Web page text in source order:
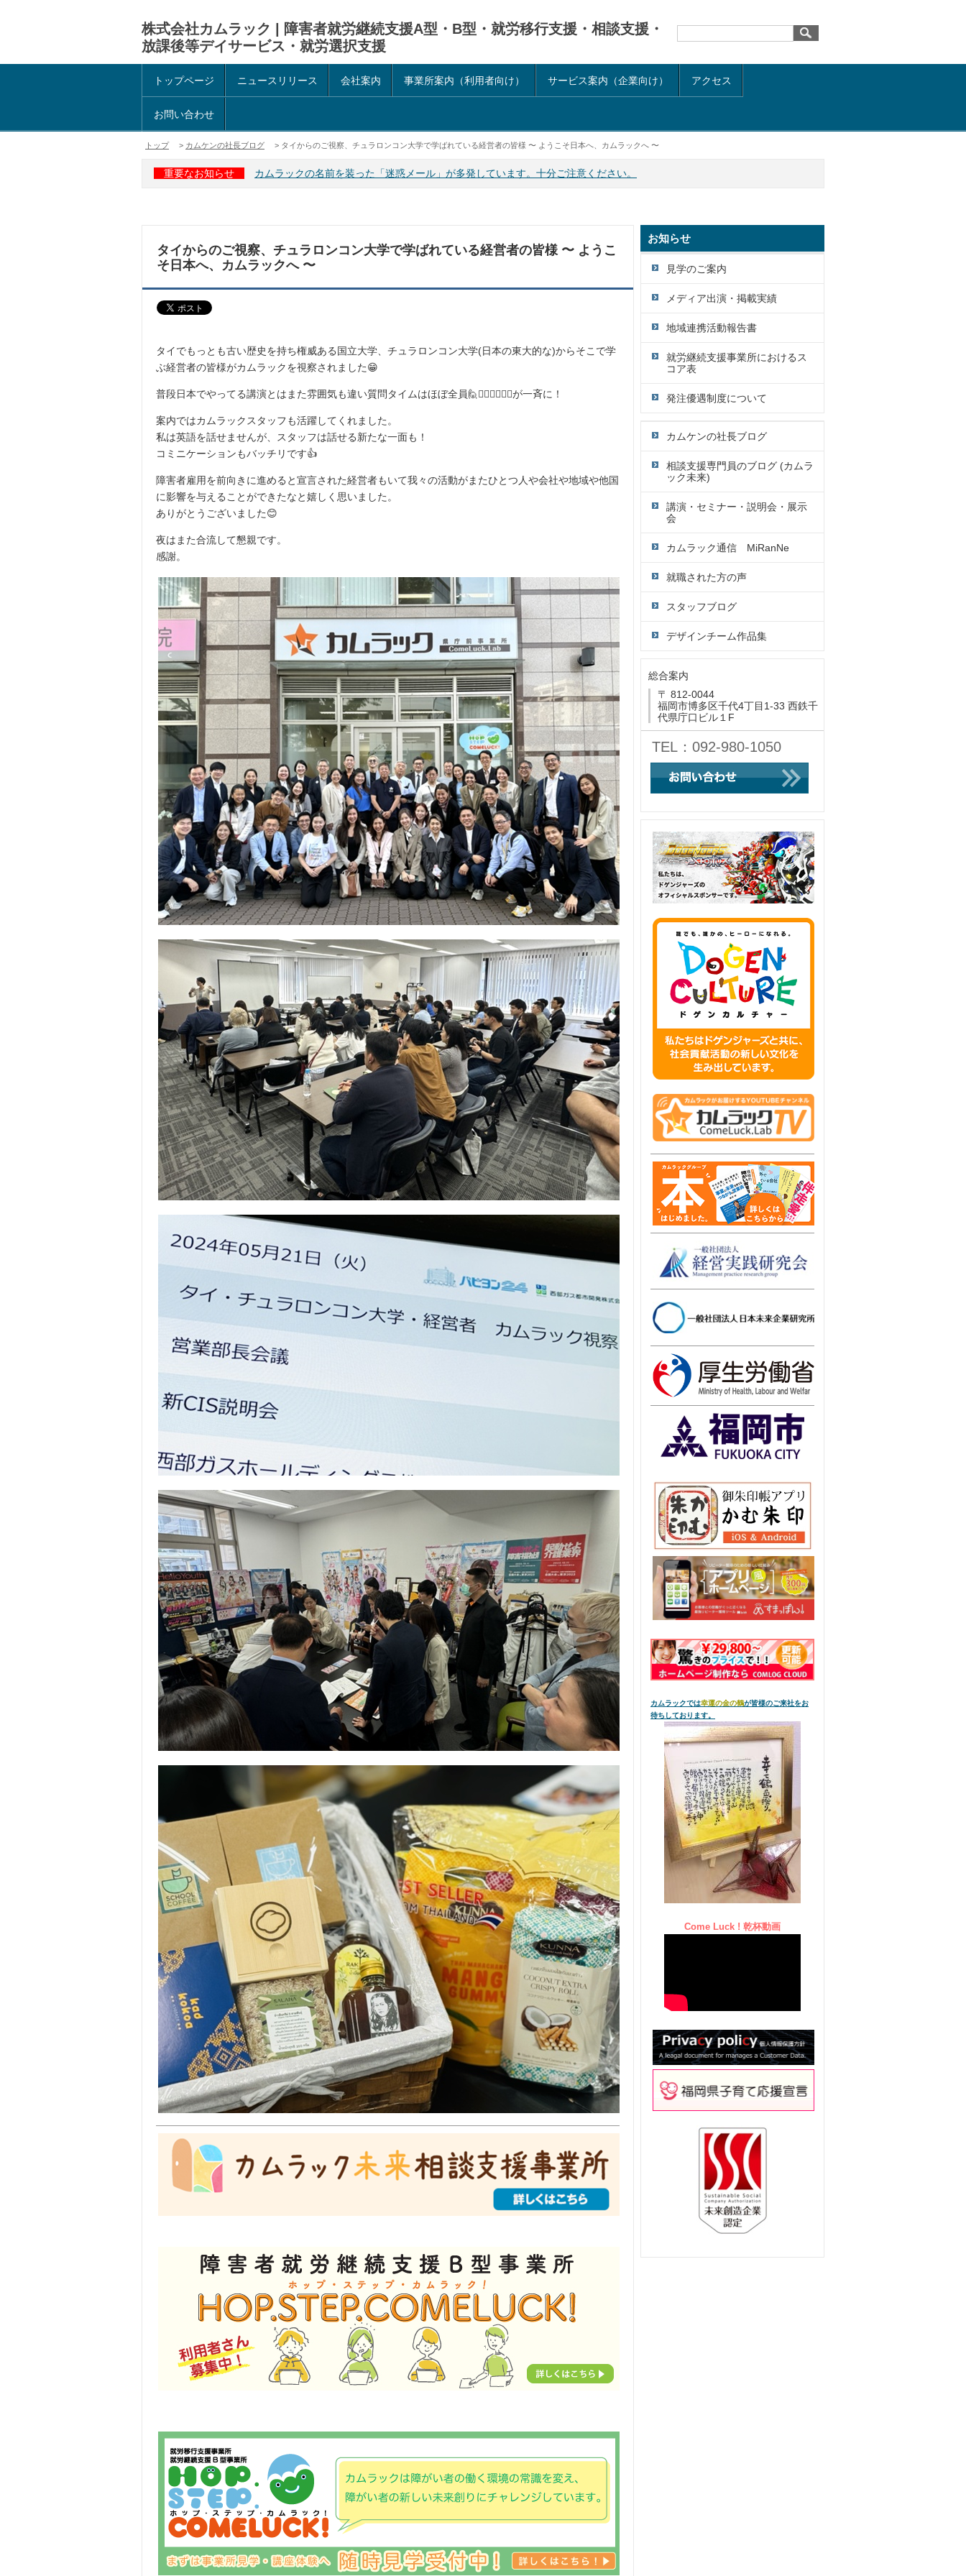
株式会社カムラック | 障害者就労継続支援A型・B型・就労移行支援・相談支援・
放課後等デイサービス・就労選択支援
トップページ ニュースリリース 会社案内 事業所案内（利用者向け） サービス案内（企業向け） アクセス
お問い合わせ
トップ > カムケンの社長ブログ > タイからのご視察、チュラロンコン大学で学ばれている経営者の皆様 〜 ようこそ日本へ、カムラックへ 〜
重要なお知らせ カムラックの名前を装った「迷惑メール」が多発しています。十分ご注意ください。
タイからのご視察、チュラロンコン大学で学ばれている経営者の皆様 〜 ようこ
そ日本へ、カムラックへ 〜
タイでもっとも古い歴史を持ち権威ある国立大学、チュラロンコン大学(日本の東大的な)からそこで学
ぶ経営者の皆様がカムラックを視察されました😁
普段日本でやってる講演とはまた雰囲気も違い質問タイムはほぼ全員🙋🙋‍♀️🙋‍♂️🙋‍♀️が一斉に！
案内ではカムラックスタッフも活躍してくれました。
私は英語を話せませんが、スタッフは話せる新たな一面も！
コミニケーションもバッチリです👍
障害者雇用を前向きに進めると宣言された経営者もいて我々の活動がまたひとつ人や会社や地域や他国
に影響を与えることができたなと嬉しく思いました。
ありがとうございました😊
夜はまた合流して懇親です。
感謝。
お知らせ
見学のご案内
メディア出演・掲載実績
地域連携活動報告書
就労継続支援事業所におけるス
コア表
発注優遇制度について
カムケンの社長ブログ
相談支援専門員のブログ (カムラ
ック未来)
講演・セミナー・説明会・展示
会
カムラック通信 MiRanNe
就職された方の声
スタッフブログ
デザインチーム作品集
総合案内
〒 812-0044
福岡市博多区千代4丁目1-33 西鉄千
代県庁口ビル１F
TEL：092-980-1050
カムラックでは幸運の金の鶴が皆様のご来社をお
待ちしております。
Come Luck ! 乾杯動画